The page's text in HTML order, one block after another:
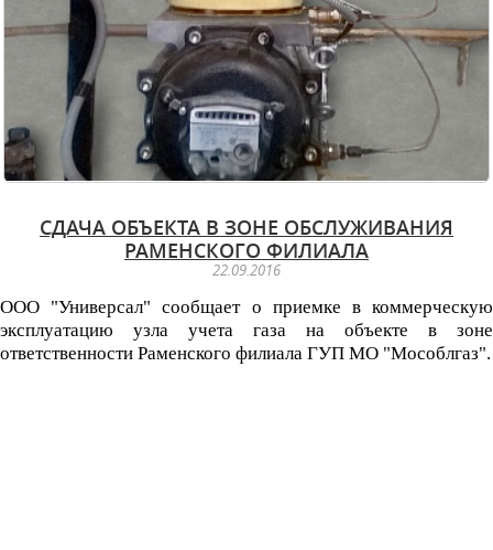
СДАЧА ОБЪЕКТА В ЗОНЕ ОБСЛУЖИВАНИЯ
РАМЕНСКОГО ФИЛИАЛА
22.09.2016
ООО "Универсал" сообщает о приемке в коммерческую
эксплуатацию узла учета газа на объекте в зоне
ответственности Раменского филиала ГУП МО "Мособлгаз".